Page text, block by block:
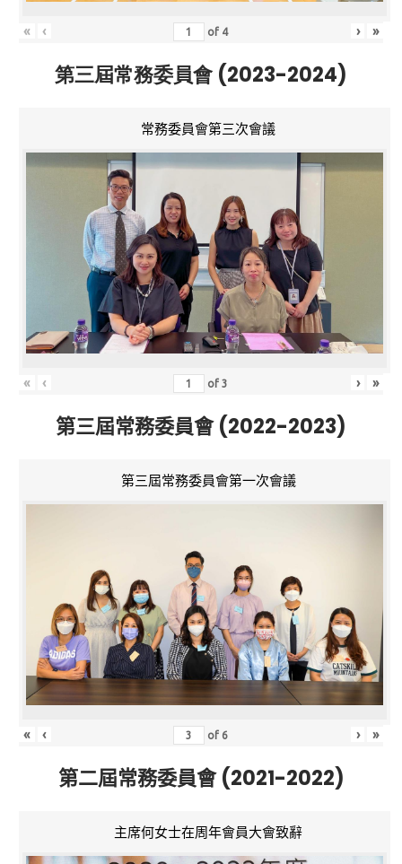
« ‹ of 4 › »
第三屆常務委員會 (2023-2024)
常務委員會第三次會議
« ‹ of3 › »
第三屆常務委員會 (2022-2023)
第三屆常務委員會第一次會議
« ‹ of 6 › »
第二屆常務委員會 (2021-2022)
主席何女士在周年會員大會致辭